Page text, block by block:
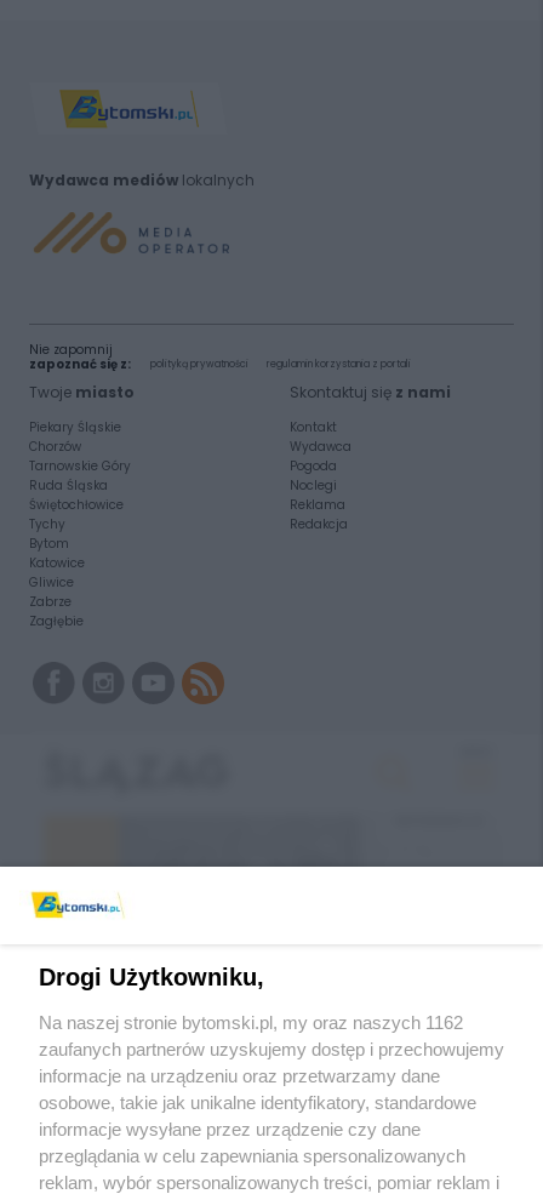
Wydawca mediówlokalnych
Nie zapomnij
zapoznać się z:
polityką prywatności regulamin korzystania z portali
Twoje miasto
Piekary Śląskie
Chorzów
Tarnowskie Góry
Ruda Śląska
Świętochłowice
Tychy
Bytom
Katowice
Gliwice
Zabrze
Zagłębie
Skontaktuj się z nami
Kontakt
Wydawca
Pogoda
Noclegi
Reklama
Redakcja
Wróć do strony głównej
ślązag.pl
Drogi Użytkowniku,
Na naszej stronie bytomski.pl, my oraz naszych 1162
zaufanych partnerów uzyskujemy dostęp i przechowujemy
informacje na urządzeniu oraz przetwarzamy dane
osobowe, takie jak unikalne identyfikatory, standardowe
informacje wysyłane przez urządzenie czy dane
przeglądania w celu zapewniania spersonalizowanych
reklam, wybór spersonalizowanych treści, pomiar reklam i